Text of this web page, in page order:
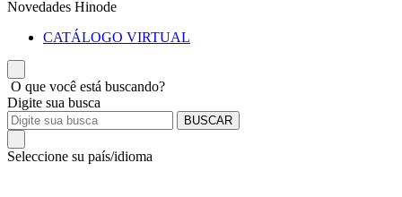
Novedades Hinode
CATÁLOGO VIRTUAL
O que você está buscando?
Digite sua busca
BUSCAR
Seleccione su país/idioma